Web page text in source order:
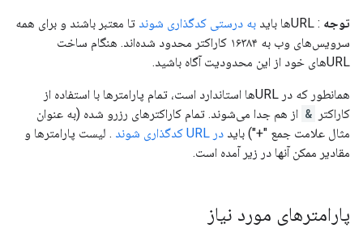
توجه : URLها باید به درستی کدگذاری شوند تا معتبر باشند و برای همه
سرویس‌های وب به ۱۶۳۸۴ کاراکتر محدود شده‌اند. هنگام ساخت
URLهای خود از این محدودیت آگاه باشید.
همانطور که در URLها استاندارد است، تمام پارامترها با استفاده از
کاراکتر & از هم جدا می‌شوند. تمام کاراکترهای رزرو شده (به عنوان
مثال علامت جمع "+") باید در URL کدگذاری شوند
. لیست پارامترها و
مقادیر ممکن آنها در زیر آمده است.
پارامترهای مورد نیاز